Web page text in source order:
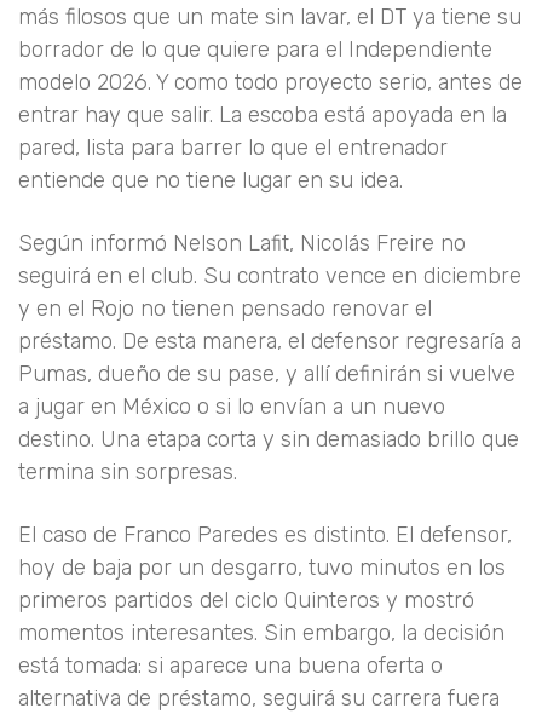
más filosos que un mate sin lavar, el DT ya tiene su
borrador de lo que quiere para el Independiente
modelo 2026. Y como todo proyecto serio, antes de
entrar hay que salir. La escoba está apoyada en la
pared, lista para barrer lo que el entrenador
entiende que no tiene lugar en su idea.
Según informó Nelson Lafit, Nicolás Freire no
seguirá en el club. Su contrato vence en diciembre
y en el Rojo no tienen pensado renovar el
préstamo. De esta manera, el defensor regresaría a
Pumas, dueño de su pase, y allí definirán si vuelve
a jugar en México o si lo envían a un nuevo
destino. Una etapa corta y sin demasiado brillo que
termina sin sorpresas.
El caso de Franco Paredes es distinto. El defensor,
hoy de baja por un desgarro, tuvo minutos en los
primeros partidos del ciclo Quinteros y mostró
momentos interesantes. Sin embargo, la decisión
está tomada: si aparece una buena oferta o
alternativa de préstamo, seguirá su carrera fuera